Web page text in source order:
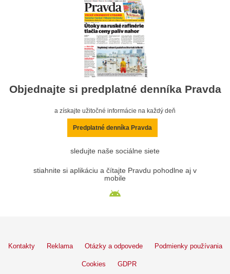
Objednajte si predplatné denníka Pravda
a získajte užitočné informácie na každý deň
Predplatné denníka Pravda
sledujte naše sociálne siete
stiahnite si aplikáciu a čítajte Pravdu pohodlne aj v
mobile
Kontakty Reklama Otázky a odpovede Podmienky používania
Cookies GDPR